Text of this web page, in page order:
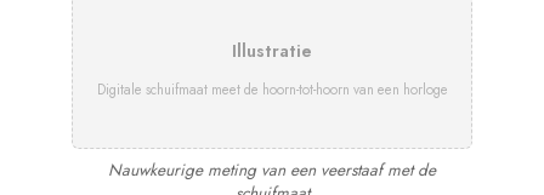
Illustratie
Digitale schuifmaat meet de hoorn-tot-hoorn van een horloge
Nauwkeurige meting van een veerstaaf met de